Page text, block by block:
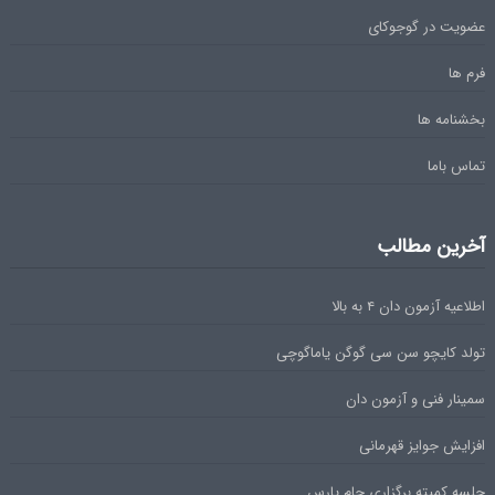
عضویت در گوجوکای
فرم ها
بخشنامه ها
تماس باما
آخرین مطالب
اطلاعیه آزمون دان ۴ به بالا
تولد کایچو سن سی گوگن یاماگوچی
سمینار فنی و آزمون دان
افزایش جوایز قهرمانی